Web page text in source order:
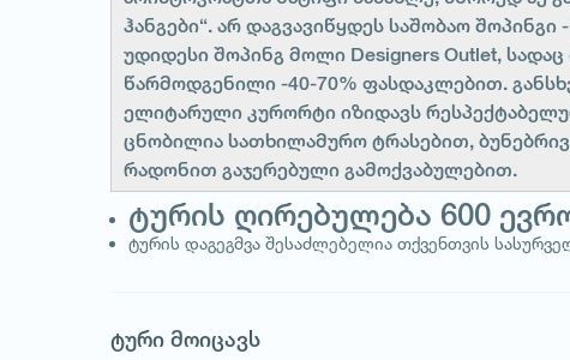
1 / 1
ჰანგები“. არ დაგვავიწყდეს საშობაო
უდიდესი შოპინგ მოლი Designers Outlet,
წარმოდგენილი -40-70% ფასდაკლებით.
ელიტარული კურორტი იზიდავს
ცნობილია სათხილამურო ტრასებით,
რადონით გაჯერებული გამოქვაბულებით.
ტურის ღირებულება 600
ტურის დაგეგმვა შესაძლებელია თქვენთვის
ტური მოიცავს